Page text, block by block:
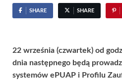
SHARE SHARE
22 września (czwartek) od
dnia następnego będą
systemów ePUAP i Profilu